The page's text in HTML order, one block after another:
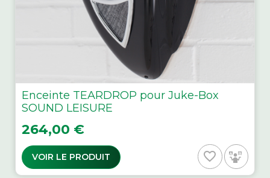
Enceinte TEARDROP pour Juke-Box
SOUND LEISURE
Prix
264,00 €
VOIR LE PRODUIT favorite_border